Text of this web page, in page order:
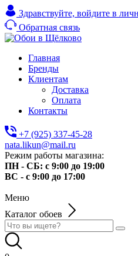
Здравствуйте, войдите в
Обратная связь
Главная
Бренды
Клиентам
Доставка
Оплата
Контакты
+7 (925) 337-45-28
nata.likun@mail.ru
Режим работы магазина:
ПН - СБ: с 9:00 до 19:00
ВС - с 9:00 до 17:00
Меню
Каталог обоев